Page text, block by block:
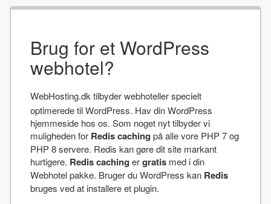
Brug for et WordPress
webhotel?
WebHosting.dk tilbyder webhoteller specielt
optimerede til WordPress. Hav din WordPress
hjemmeside hos os. Som noget nyt tilbyder vi
muligheden for Redis caching på alle vore PHP 7 og
PHP 8 servere. Redis kan gøre dit site markant
hurtigere. Redis caching ergratis med i din
Webhotel pakke. Bruger du WordPress kan Redis
bruges ved at installere et plugin.